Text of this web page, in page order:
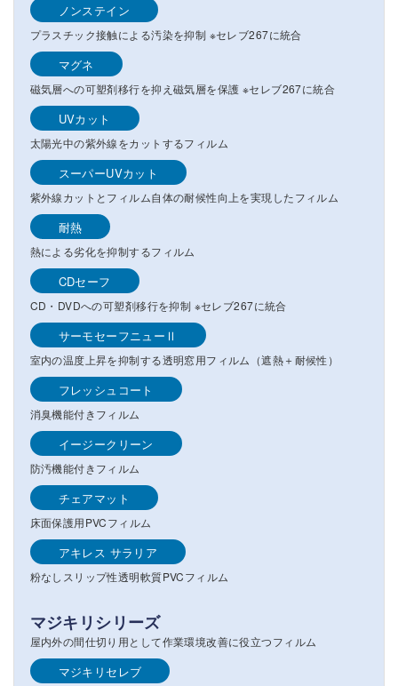
ノンステイン
プラスチック接触による汚染を抑制 ※セレブ267に統合
マグネ
磁気層への可塑剤移行を抑え磁気層を保護 ※セレブ267に統合
UVカット
太陽光中の紫外線をカットするフィルム
スーパーUVカット
紫外線カットとフィルム自体の耐候性向上を実現したフィルム
耐熱
熱による劣化を抑制するフィルム
CDセーフ
CD・DVDへの可塑剤移行を抑制 ※セレブ267に統合
サーモセーフニューⅡ
室内の温度上昇を抑制する透明窓用フィルム（遮熱＋耐候性）
フレッシュコート
消臭機能付きフィルム
イージークリーン
防汚機能付きフィルム
チェアマット
床面保護用PVCフィルム
アキレス サラリア
粉なしスリップ性透明軟質PVCフィルム
マジキリシリーズ
屋内外の間仕切り用として作業環境改善に役立つフィルム
マジキリセレブ